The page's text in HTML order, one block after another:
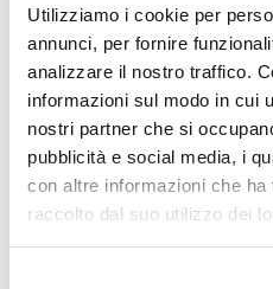
Utilizziamo i cookie per
annunci, per fornire
analizzare il nostro traffico.
informazioni sul modo in cui
nostri partner che si
pubblicità e social media, i
con altre informazioni che
raccolto dal suo utilizzo dei
brevissimi lassi di tempo
infrastrutture. Risolvere
interventi strutturali molto
già lavorando, ma servono
aggiuntive sia,
la realizzazione delle
Nell’incontro si è discusso
delle tubature in cemento
decennale lanciato da